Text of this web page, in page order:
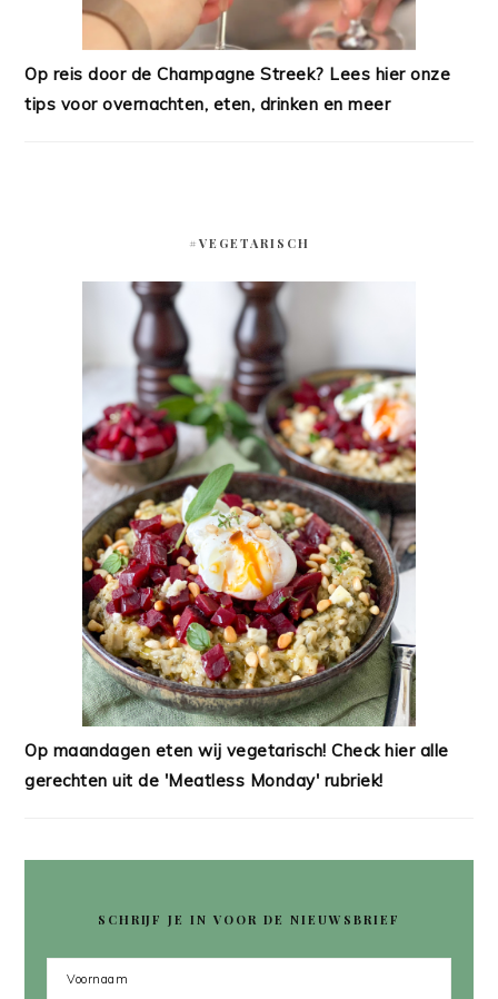
Op reis door de Champagne Streek? Lees hier onze
tips voor overnachten, eten, drinken en meer
#VEGETARISCH
Op maandagen eten wij vegetarisch! Check hier alle
gerechten uit de 'Meatless Monday' rubriek!
SCHRIJF JE IN VOOR DE NIEUWSBRIEF